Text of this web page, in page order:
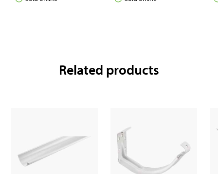
Related products